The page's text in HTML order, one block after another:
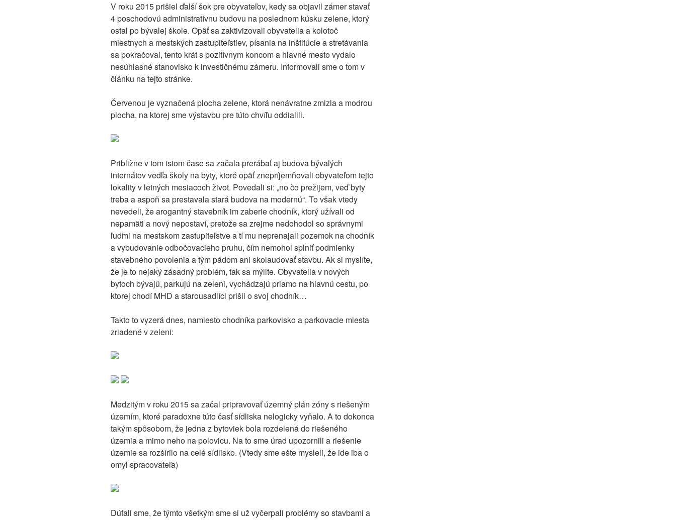
V roku 2015 prišiel ďalší šok pre obyvateľov, kedy sa objavil zámer stavať
4 poschodovú administratívnu budovu na poslednom kúsku zelene, ktorý
ostal po bývalej škole. Opäť sa zaktivizovali obyvatelia a kolotoč
miestnych a mestských zastupiteľstiev, písania na inštitúcie a stretávania
sa pokračoval, tento krát s pozitívnym koncom a hlavné mesto vydalo
nesúhlasné stanovisko k investičnému zámeru. Informovali sme o tom v
článku na tejto stránke.
Červenou je vyznačená plocha zelene, ktorá nenávratne zmizla a modrou
plocha, na ktorej sme výstavbu pre túto chvíľu oddialili.
Približne v tom istom čase sa začala prerábať aj budova bývalých
internátov vedľa školy na byty, ktoré opäť znepríjemňovali obyvateľom tejto
lokality v letných mesiacoch život. Povedali si: „no čo prežijem, veď byty
treba a aspoň sa prestavala stará budova na modernú“. To však vtedy
nevedeli, že arogantný stavebník im zaberie chodník, ktorý užívali od
nepamäti a nový nepostaví, pretože sa zrejme nedohodol so správnymi
ľuďmi na mestskom zastupiteľstve a tí mu neprenajali pozemok na chodník
a vybudovanie odbočovacieho pruhu, čím nemohol splniť podmienky
stavebného povolenia a tým pádom ani skolaudovať stavbu. Ak si myslíte,
že je to nejaký zásadný problém, tak sa mýlite. Obyvatelia v nových
bytoch bývajú, parkujú na zeleni, vychádzajú priamo na hlavnú cestu, po
ktorej chodí MHD a starousadlíci prišli o svoj chodník…
Takto to vyzerá dnes, namiesto chodníka parkovisko a parkovacie miesta
zriadené v zeleni:
Medzitým v roku 2015 sa začal pripravovať územný plán zóny s riešeným
územím, ktoré paradoxne túto časť sídliska nelogicky vyňalo. A to dokonca
takým spôsobom, že jedna z bytoviek bola rozdelená do riešeného
územia a mimo neho na polovicu. Na to sme úrad upozornili a riešenie
územie sa rozšírilo na celé sídlisko. (Vtedy sme ešte mysleli, že ide iba o
omyl spracovateľa)
Dúfali sme, že týmto všetkým sme si už vyčerpali problémy so stavbami a